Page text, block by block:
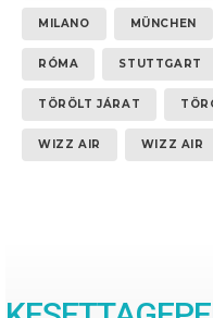
MILANO MÜNCHEN
RÓMA STUTTGART
TÖRÖLT JÁRAT
WIZZ AIR WIZZ AIR